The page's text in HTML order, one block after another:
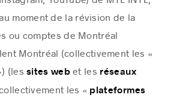
moment de la révision de la
ou comptes de Montréal
Montréal (collectivement les «
(lessites webet les réseaux
les « plateformes